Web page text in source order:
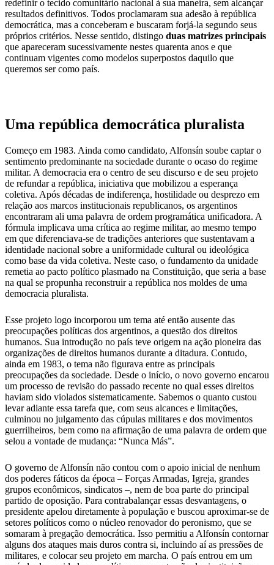
redefinir o tecido comunitário nacional à sua maneira, sem alcançar
resultados definitivos. Todos proclamaram sua adesão à república
democrática, mas a conceberam e buscaram forjá-la segundo seus
próprios critérios. Nesse sentido, distingo duas matrizes principais
que apareceram sucessivamente nestes quarenta anos e que
continuam vigentes como modelos superpostos daquilo que
queremos ser como país.
Uma república democrática pluralista
Começo em 1983. Ainda como candidato, Alfonsín soube captar o
sentimento predominante na sociedade durante o ocaso do regime
militar. A democracia era o centro de seu discurso e de seu projeto
de refundar a república, iniciativa que mobilizou a esperança
coletiva. Após décadas de indiferença, hostilidade ou desprezo em
relação aos marcos institucionais republicanos, os argentinos
encontraram ali uma palavra de ordem programática unificadora. A
fórmula implicava uma crítica ao regime militar, ao mesmo tempo
em que diferenciava-se de tradições anteriores que sustentavam a
identidade nacional sobre a uniformidade cultural ou ideológica
como base da vida coletiva. Neste caso, o fundamento da unidade
remetia ao pacto político plasmado na Constituição, que seria a base
na qual se propunha reconstruir a república nos moldes de uma
democracia pluralista.
Esse projeto logo incorporou um tema até então ausente das
preocupações políticas dos argentinos, a questão dos direitos
humanos. Sua introdução no país teve origem na ação pioneira das
organizações de direitos humanos durante a ditadura. Contudo,
ainda em 1983, o tema não figurava entre as principais
preocupações da sociedade. Desde o início, o novo governo encarou
um processo de revisão do passado recente no qual esses direitos
haviam sido violados sistematicamente. Sabemos o quanto custou
levar adiante essa tarefa que, com seus alcances e limitações,
culminou no julgamento das cúpulas militares e dos movimentos
guerrilheiros, bem como na afirmação de uma palavra de ordem que
selou a vontade de mudança: “Nunca Más”.
O governo de Alfonsín não contou com o apoio inicial de nenhum
dos poderes fáticos da época – Forças Armadas, Igreja, grandes
grupos econômicos, sindicatos –, nem de boa parte do principal
partido de oposição. Para contrabalançar essas desvantagens, o
presidente apelou diretamente à população e buscou aproximar-se de
setores políticos como o núcleo renovador do peronismo, que se
somaram à pregação democrática. Isso permitiu a Alfonsín contornar
alguns dos ataques mais duros contra si, incluindo aí as pressões de
militares, e colocar seu projeto em marcha. O país entrou em um